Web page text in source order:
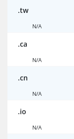
.tw
N/A
.ca
N/A
.cn
N/A
.io
N/A